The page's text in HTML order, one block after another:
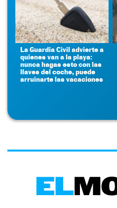
La Guardia Civil advierte a
quienes van a la playa:
nunca hagas esto con las
llaves del coche, puede
arruinarte las vacaciones